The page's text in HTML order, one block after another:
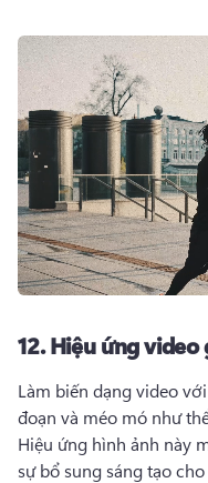
12.Hiệu ứng video
Làm biến dạng video với
Hiệu ứng hình ảnh này
sự bổ sung sáng tạo